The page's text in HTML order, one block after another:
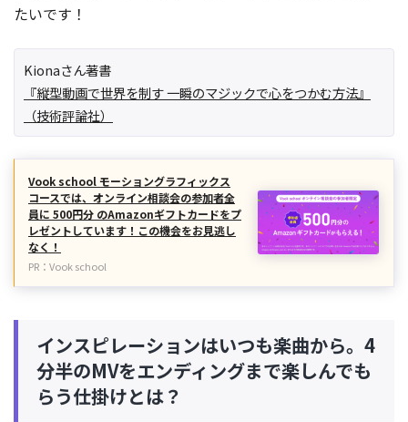
たいです！
Kionaさん著書
『縦型動画で世界を制す 一瞬のマジックで心をつかむ方法』
（技術評論社）
Vook school モーショングラフィックス
コースでは、オンライン相談会の参加者全
員に 500円分 のAmazonギフトカードをプ
レゼントしています！この機会をお見逃し
なく！
PR：Vook school
インスピレーションはいつも楽曲から。4
分半のMVをエンディングまで楽しんでも
らう仕掛けとは？